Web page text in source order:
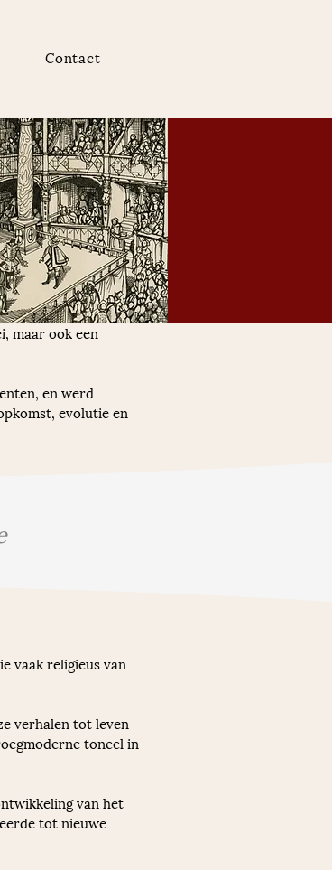
Contact
maar ook een
en werd
evolutie en
vaak religieus van
verhalen tot leven
toneel in
van het
tot nieuwe